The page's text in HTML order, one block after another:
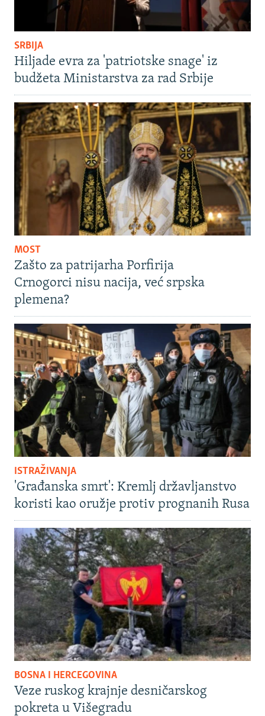
SRBIJA
Hiljade evra za 'patriotske snage' iz
budžeta Ministarstva za rad Srbije
MOST
Zašto za patrijarha Porfirija
Crnogorci nisu nacija, već srpska
plemena?
ISTRAŽIVANJA
'Građanska smrt': Kremlj državljanstvo
koristi kao oružje protiv prognanih Rusa
BOSNA I HERCEGOVINA
Veze ruskog krajnje desničarskog
pokreta u Višegradu